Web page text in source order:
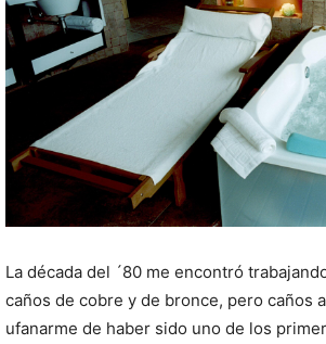
La década del ´80 me encontró
caños de cobre y de bronce, pero caños
ufanarme de haber sido uno de los